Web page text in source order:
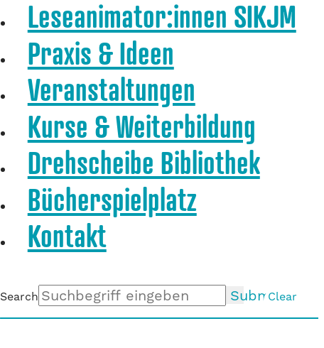
Leseanimator:innen SIKJM
Praxis & Ideen
Veranstaltungen
Kurse & Weiterbildung
Drehscheibe Bibliothek
Bücherspielplatz
Kontakt
Search SubmitClear